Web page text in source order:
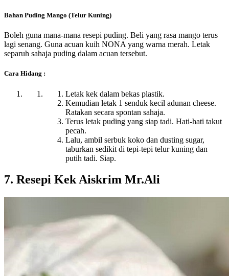
Bahan Puding Mango (Telur Kuning)
Boleh guna mana-mana resepi puding. Beli yang rasa mango terus
lagi senang. Guna acuan kuih NONA yang warna merah. Letak
separuh sahaja puding dalam acuan tersebut.
Cara Hidang :
Letak kek dalam bekas plastik.
Kemudian letak 1 senduk kecil adunan cheese.
Ratakan secara spontan sahaja.
Terus letak puding yang siap tadi. Hati-hati takut
pecah.
Lalu, ambil serbuk koko dan dusting sugar,
taburkan sedikit di tepi-tepi telur kuning dan
putih tadi. Siap.
7. Resepi Kek Aiskrim Mr.Ali